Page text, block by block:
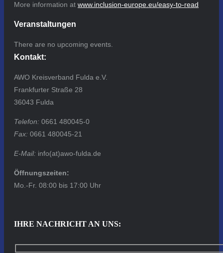
More information at www.inclusion-europe.eu/easy-to-read
Veranstaltungen
There are no upcoming events.
Kontakt:
AWO Kreisverband Fulda e.V.
Frankfurter Straße 28
36043 Fulda
Telefon: 0661 480045-0
Fax: 0661 480045-21
E-Mail: info(at)awo-fulda.de
Öffnungszeiten:
Mo.-Fr. 08:00 bis 17:00 Uhr
IHRE NACHRICHT AN UNS: